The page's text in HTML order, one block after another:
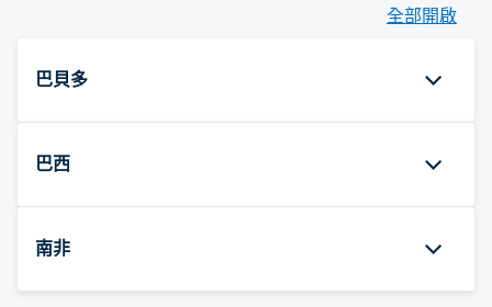
全部開啟
巴貝多
巴西
南非